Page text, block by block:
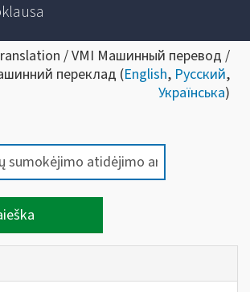
/ VMI Машинный перевод /
переклад (English, Русский,
Українська)